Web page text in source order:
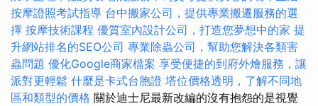
按摩證照考試指導 台中搬家公司，提供專業搬遷服務的選
擇 按摩技術課程 優質室內設計公司，打造您夢想中的家 提
升網站排名的SEO公司 專業除蟲公司，幫助您解決各類害
蟲問題 優化Google商家檔案 享受便捷的到府外燴服務，讓
派對更輕鬆 什麼是卡式台胞證 塔位價格透明，了解不同地
區和類型的價格 關於迪士尼最新改編的沒有抱怨的是視覺